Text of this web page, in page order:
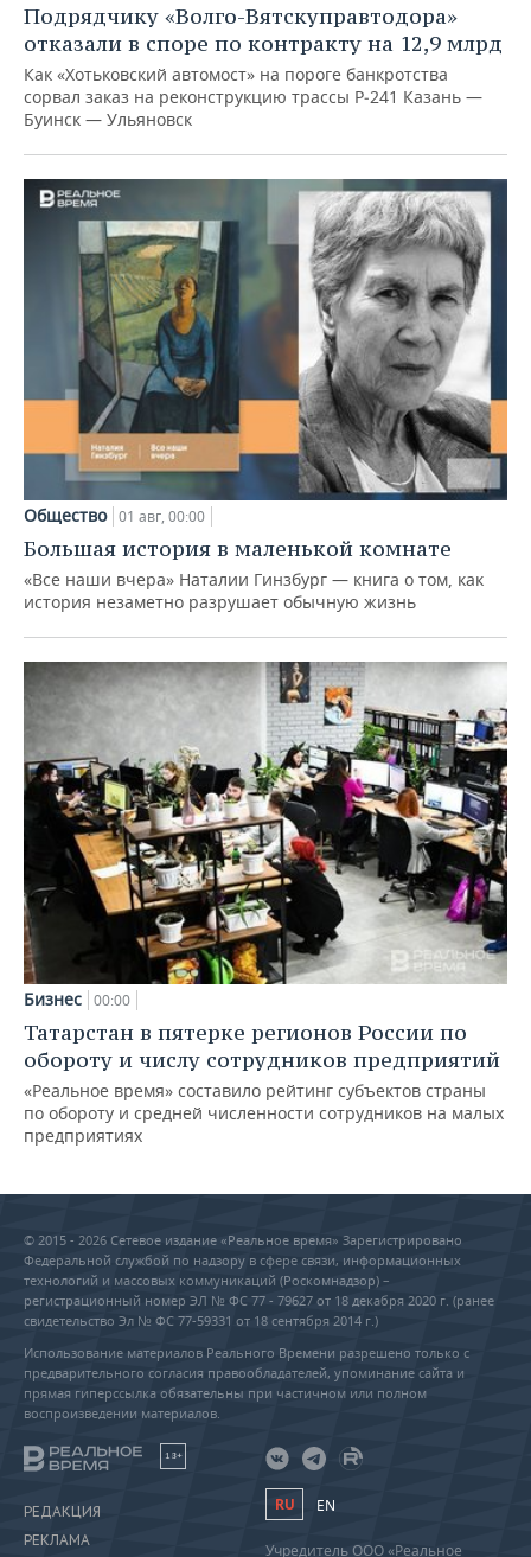
Подрядчику «Волго-Вятскуправтодора»
отказали в споре по контракту на 12,9 млрд
Как «Хотьковский автомост» на пороге банкротства
сорвал заказ на реконструкцию трассы Р‑241 Казань —
Буинск — Ульяновск
Общество 01 авг, 00:00
Большая история в маленькой комнате
«Все наши вчера» Наталии Гинзбург — книга о том, как
история незаметно разрушает обычную жизнь
Бизнес 00:00
Татарстан в пятерке регионов России по
обороту и числу сотрудников предприятий
«Реальное время» составило рейтинг субъектов страны
по обороту и средней численности сотрудников на малых
предприятиях
© 2015 - 2026 Сетевое издание «Реальное время» Зарегистрировано
Федеральной службой по надзору в сфере связи, информационных
технологий и массовых коммуникаций (Роскомнадзор) –
регистрационный номер ЭЛ № ФС 77 - 79627 от 18 декабря 2020 г. (ранее
свидетельство Эл № ФС 77-59331 от 18 сентября 2014 г.)
Использование материалов Реального Времени разрешено только с
предварительного согласия правообладателей, упоминание сайта и
прямая гиперссылка обязательны при частичном или полном
воспроизведении материалов.
18+
РЕДАКЦИЯ
РЕКЛАМА
RU EN
Учредитель ООО «Реальное